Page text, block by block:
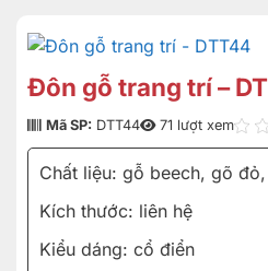
Đôn gỗ trang trí –
Mã SP: DTT44 71 lượt xem
Chất liệu: gỗ beech, gõ
Kích thước: liên hệ
Kiểu dáng: cổ điển